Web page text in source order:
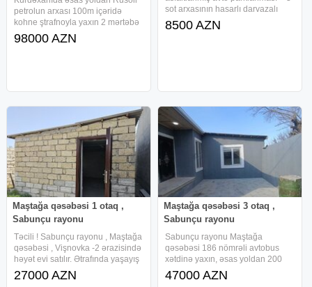
petrolun arxası 100m içəridə
kohne ştrafnoyla yaxın 2 mərtəbə
2 sotda 180 kv əşyalı həyət evi
satılır. 1-ci mərtəbə 2 otaq bir
98000 AZN
sot arxasının hasarlı darvazalı
həyəti ( Həyətindən də obyektə
arxa giriş qapısı var ) Aylıq 8500
8500 AZN
Maştağa qəsəbəsi 1 otaq ,
Sabunçu rayonu
Təcili ! Sabunçu rayonu , Maştağa
qəsəbəsi , Vişnovka -2 ərazisində
həyət evi satılır. Ətrafında yaşayış
məntəqələri mövcuddur . Həyət
evi 1 otaqdan ibarətdir .
27000 AZN
Maştağa qəsəbəsi 3 otaq ,
Sabunçu rayonu
Sabunçu rayonu Maştağa
qəsəbəsi 186 nömrəli avtobus
xətdinə yaxın, əsas yoldan 200
metr məsafədə, ümümi sahəsi 1.5
sot torpaq sahəsi üzərində ümümi
47000 AZN